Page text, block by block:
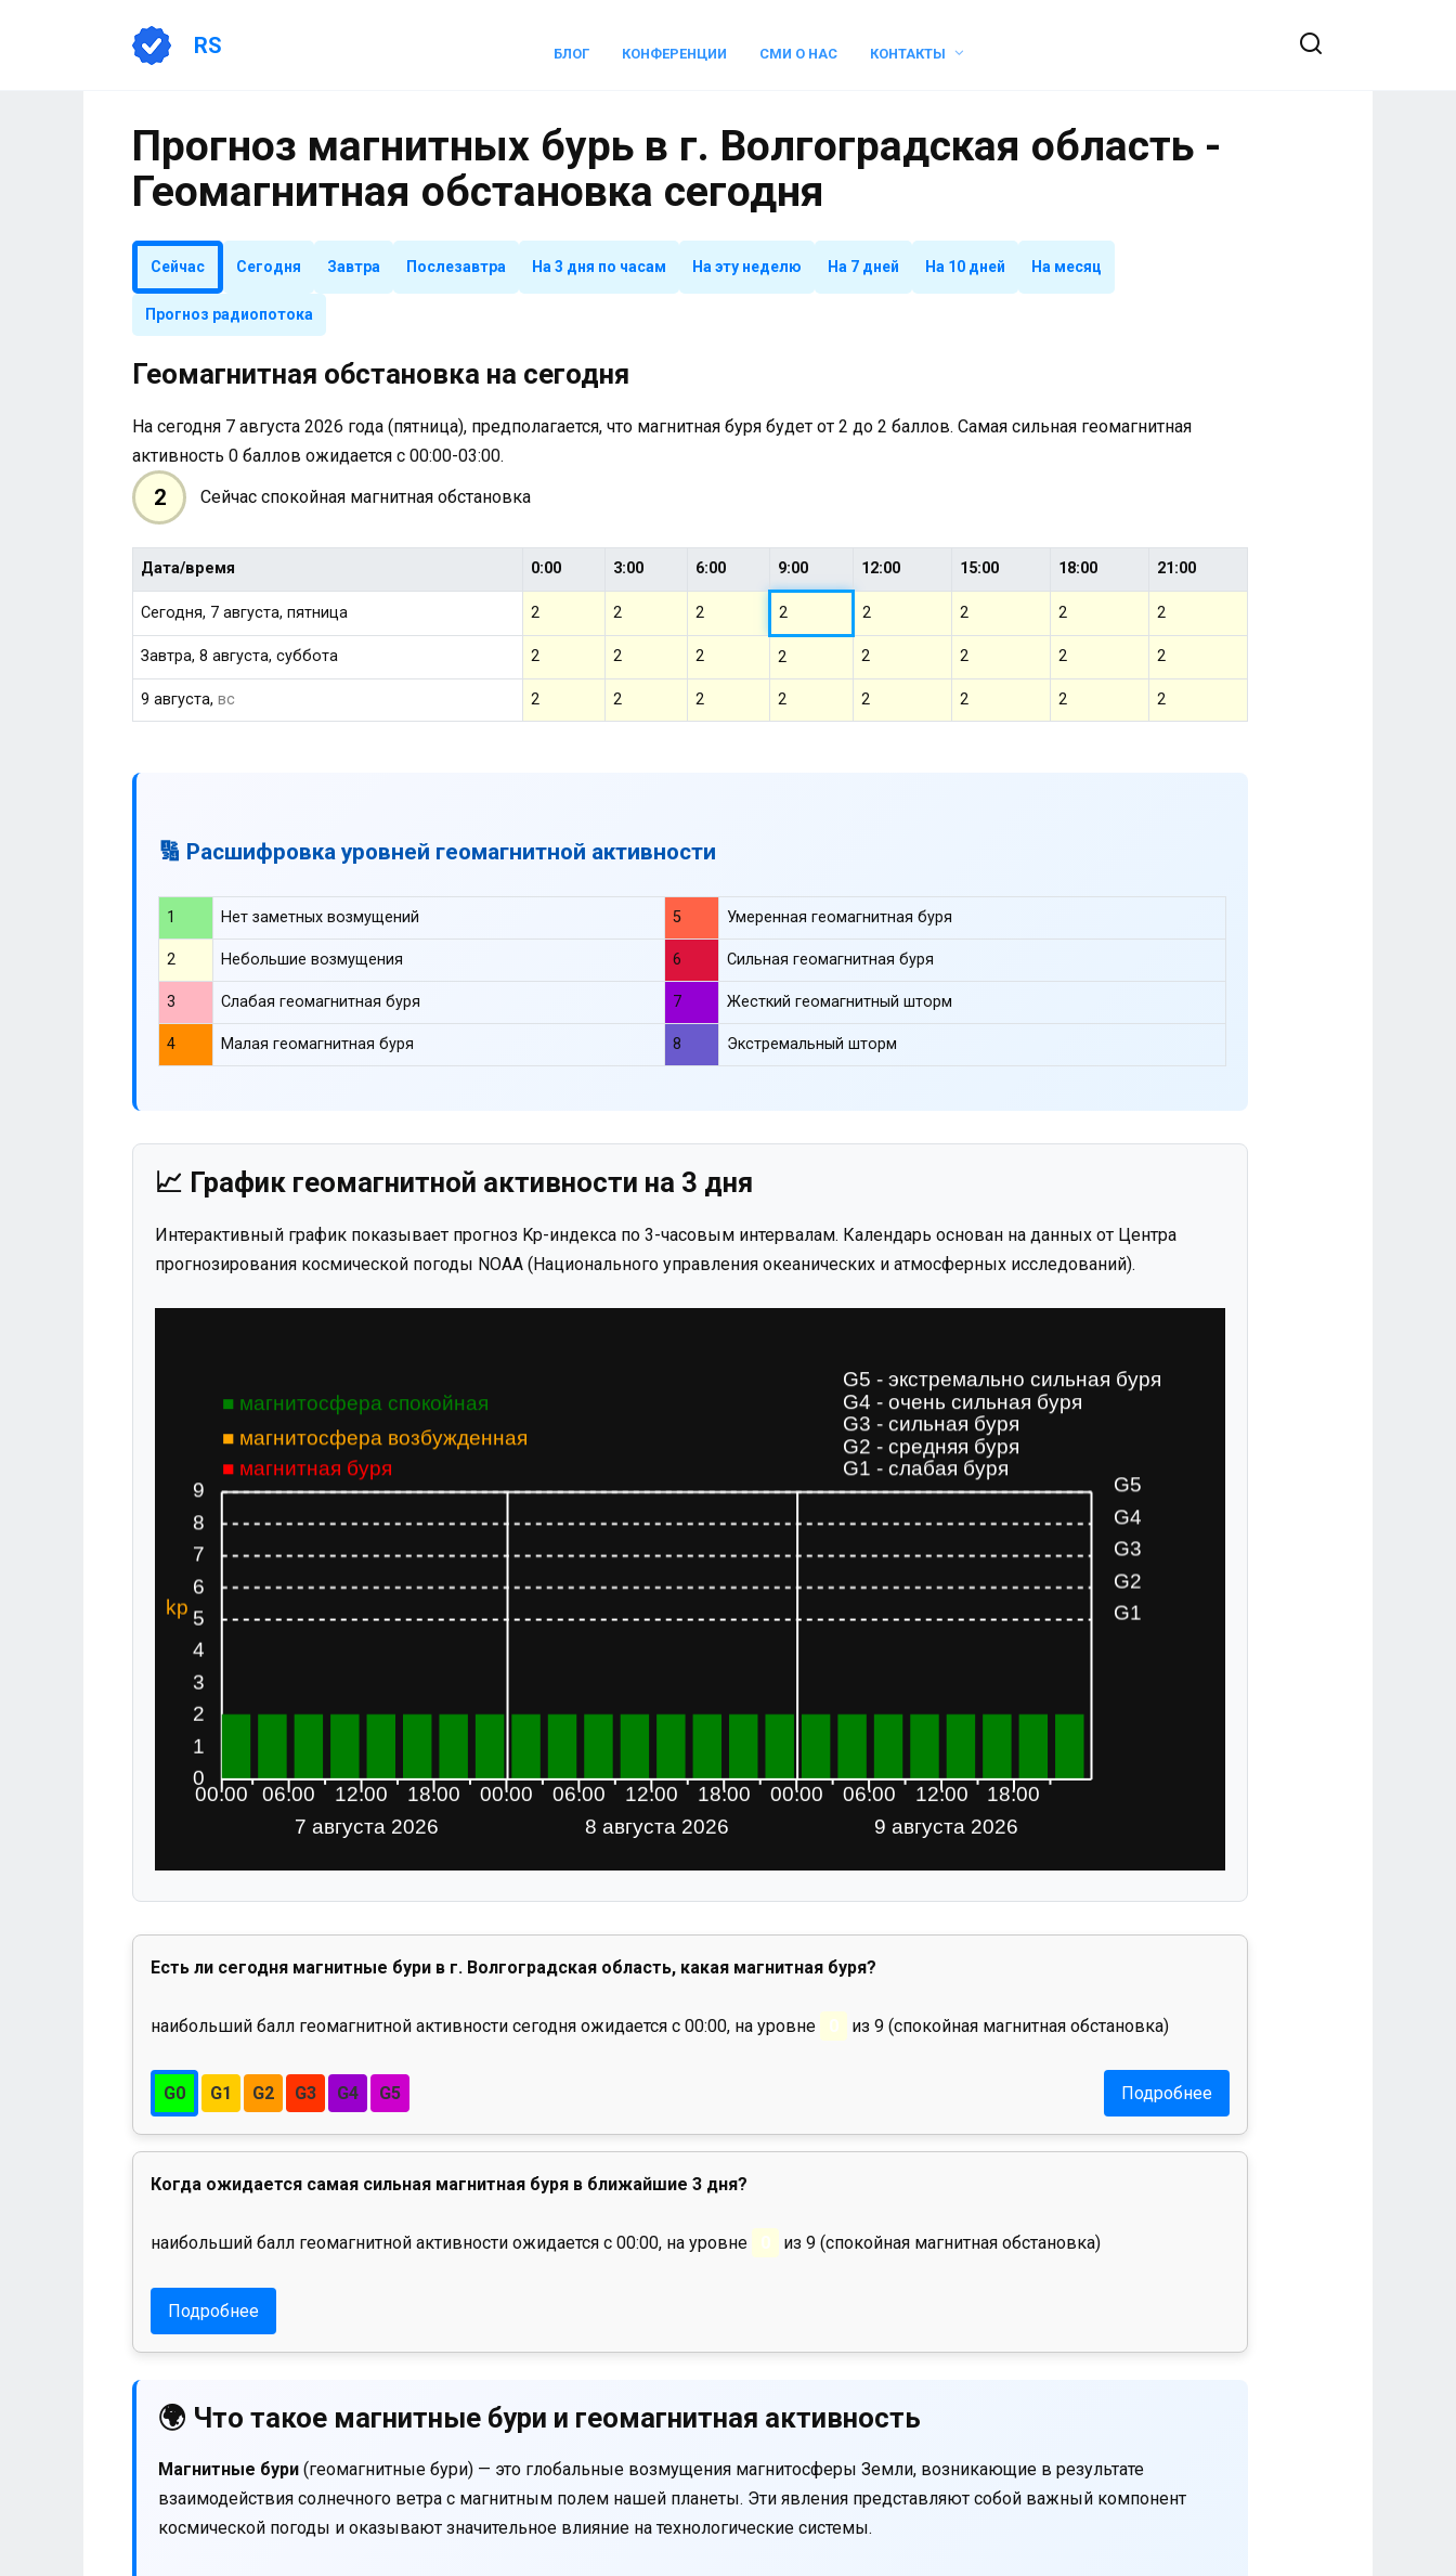
RS БЛОГ КОНФЕРЕНЦИИ СМИ О НАС КОНТАКТЫ
Прогноз магнитных бурь в г. Волгоградская область -
Геомагнитная обстановка сегодня
Сейчас Сегодня Завтра Послезавтра На 3 дня по часам На эту неделю На 7 дней На 10 дней На месяц
Прогноз радиопотока
Геомагнитная обстановка на сегодня
На сегодня 7 августа 2026 года (пятница), предполагается, что магнитная буря будет от 2 до 2 баллов. Самая сильная геомагнитная
активность 0 баллов ожидается с 00:00-03:00.
2 Сейчас спокойная магнитная обстановка
Дата/время 0:00 3:00 6:00 9:00 12:00 15:00 18:00 21:00
Сегодня, 7 августа, пятница 2 2 2 2 2 2 2 2
Завтра, 8 августа, суббота 2 2 2 2 2 2 2 2
9 августа,вс 2 2 2 2 2 2 2 2
🔢 Расшифровка уровней геомагнитной активности
1 Нет заметных возмущений 5 Умеренная геомагнитная буря
2 Небольшие возмущения 6 Сильная геомагнитная буря
3 Слабая геомагнитная буря 7 Жесткий геомагнитный шторм
4 Малая геомагнитная буря 8 Экстремальный шторм
📈 График геомагнитной активности на 3 дня
Интерактивный график показывает прогноз Kp-индекса по 3-часовым интервалам. Календарь основан на данных от Центра
прогнозирования космической погоды NOAA (Национального управления океанических и атмосферных исследований).
Есть ли сегодня магнитные бури в г. Волгоградская область, какая магнитная буря?
наибольший балл геомагнитной активности сегодня ожидается с 00:00, на уровне 0 из 9 (спокойная магнитная обстановка)
G0 G1 G2 G3 G4 G5 Подробнее
Когда ожидается самая сильная магнитная буря в ближайшие 3 дня?
наибольший балл геомагнитной активности ожидается с 00:00, на уровне 0 из 9 (спокойная магнитная обстановка)
Подробнее
🌍 Что такое магнитные бури и геомагнитная активность
Магнитные бури (геомагнитные бури) — это глобальные возмущения магнитосферы Земли, возникающие в результате
взаимодействия солнечного ветра с магнитным полем нашей планеты. Эти явления представляют собой важный компонент
космической погоды и оказывают значительное влияние на технологические системы.